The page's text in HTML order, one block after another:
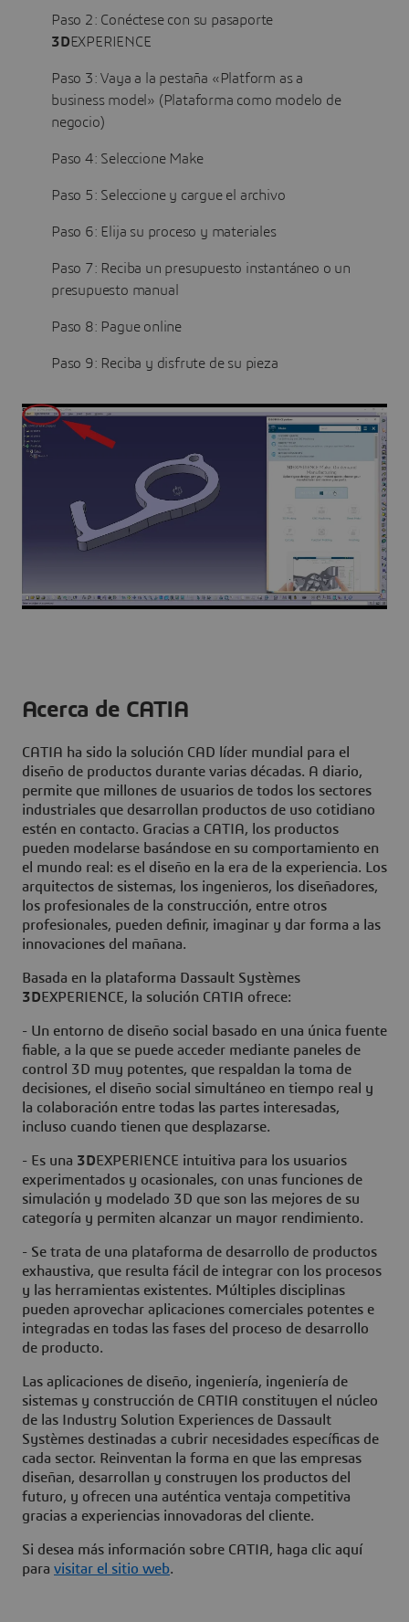
Paso 2: Conéctese con su pasaporte
3DEXPERIENCE
Paso 3: Vaya a la pestaña «Platform as a
business model» (Plataforma como modelo de
negocio)
Paso 4: Seleccione Make
Paso 5: Seleccione y cargue el archivo
Paso 6: Elija su proceso y materiales
Paso 7: Reciba un presupuesto instantáneo o un
presupuesto manual
Paso 8: Pague online
Paso 9: Reciba y disfrute de su pieza
Acerca de CATIA
CATIA ha sido la solución CAD líder mundial para el
diseño de productos durante varias décadas. A diario,
permite que millones de usuarios de todos los sectores
industriales que desarrollan productos de uso cotidiano
estén en contacto. Gracias a CATIA, los productos
pueden modelarse basándose en su comportamiento en
el mundo real: es el diseño en la era de la experiencia. Los
arquitectos de sistemas, los ingenieros, los diseñadores,
los profesionales de la construcción, entre otros
profesionales, pueden definir, imaginar y dar forma a las
innovaciones del mañana.
Basada en la plataforma Dassault Systèmes
3DEXPERIENCE, la solución CATIA ofrece:
- Un entorno de diseño social basado en una única fuente
fiable, a la que se puede acceder mediante paneles de
control 3D muy potentes, que respaldan la toma de
decisiones, el diseño social simultáneo en tiempo real y
la colaboración entre todas las partes interesadas,
incluso cuando tienen que desplazarse.
- Es una 3DEXPERIENCE intuitiva para los usuarios
experimentados y ocasionales, con unas funciones de
simulación y modelado 3D que son las mejores de su
categoría y permiten alcanzar un mayor rendimiento.
- Se trata de una plataforma de desarrollo de productos
exhaustiva, que resulta fácil de integrar con los procesos
y las herramientas existentes. Múltiples disciplinas
pueden aprovechar aplicaciones comerciales potentes e
integradas en todas las fases del proceso de desarrollo
de producto.
Las aplicaciones de diseño, ingeniería, ingeniería de
sistemas y construcción de CATIA constituyen el núcleo
de las Industry Solution Experiences de Dassault
Systèmes destinadas a cubrir necesidades específicas de
cada sector. Reinventan la forma en que las empresas
diseñan, desarrollan y construyen los productos del
futuro, y ofrecen una auténtica ventaja competitiva
gracias a experiencias innovadoras del cliente.
Si desea más información sobre CATIA, haga clic aquí
para visitar el sitio web.